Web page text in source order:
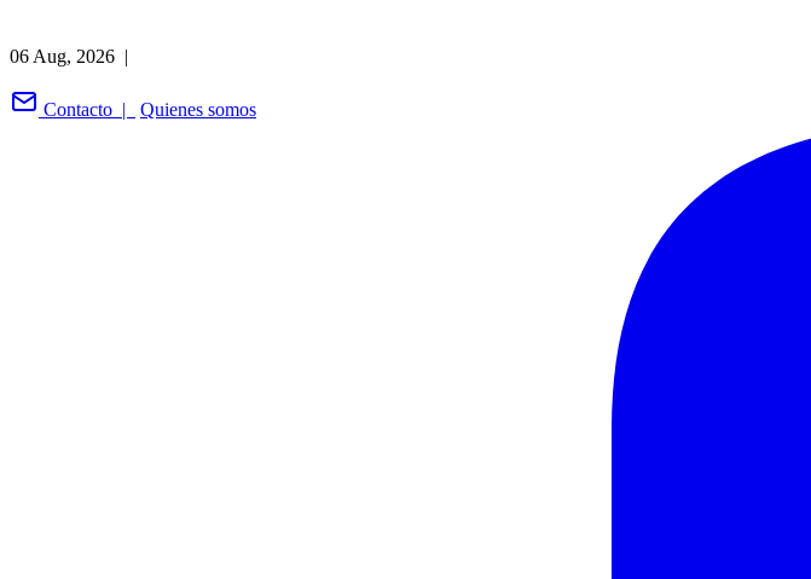
06 Aug, 2026 |
Contacto | Quienes somos